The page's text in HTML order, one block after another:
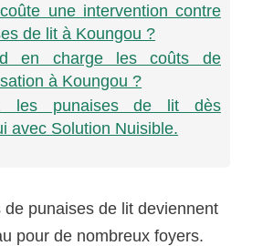
une intervention contre
de lit à Koungou ?
en charge les coûts de
à Koungou ?
les punaises de lit dès
avec Solution Nuisible.
de punaises de lit deviennent
pour de nombreux foyers.